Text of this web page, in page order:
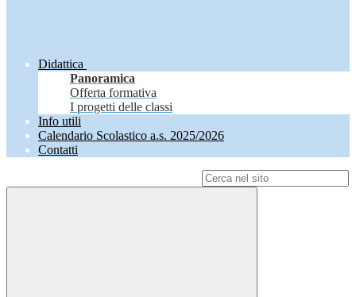
Didattica
Panoramica
Offerta formativa
I progetti delle classi
Info utili
Calendario Scolastico a.s. 2025/2026
Contatti